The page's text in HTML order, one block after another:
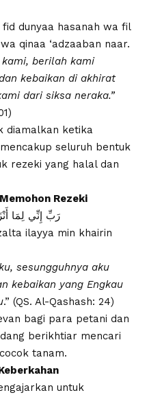
dunyaa hasanah wa fil
qinaa ‘adzaaban naar.
kami, berilah kami
kebaikan di akhirat
dari siksa neraka.”
diamalkan ketika
seluruh bentuk
rezeki yang halal dan
Rezeki
رَبِّ إِنِّي لِمَا
ilayya min khairin
sesungguhnya aku
kebaikan yang Engkau
.” (QS. Al-Qashash: 24)
bagi para petani dan
berikhtiar mencari
tanam.
untuk